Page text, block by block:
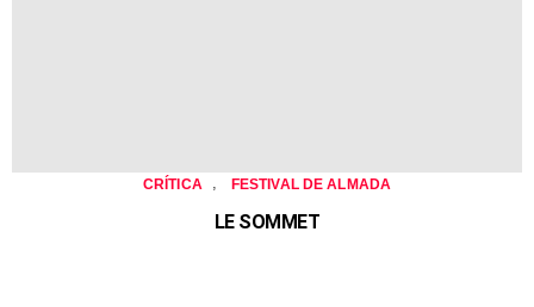
CRÍTICA FESTIVAL DE ALMADA
LE SOMMET